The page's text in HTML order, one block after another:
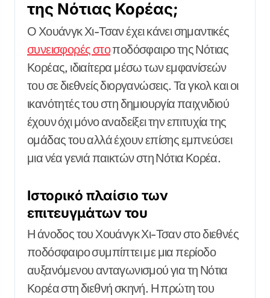
της Νότιας Κορέας;
Ο Χουάνγκ Χι-Τσαν έχει κάνει σημαντικές
συνεισφορές στοποδόσφαιρο της Νότιας
Κορέας, ιδιαίτερα μέσω των εμφανίσεών
του σε διεθνείς διοργανώσεις. Τα γκολ και οι
ικανότητές του στη δημιουργία παιχνιδιού
έχουν όχι μόνο αναδείξει την επιτυχία της
ομάδας του αλλά έχουν επίσης εμπνεύσει
μια νέα γενιά παικτών στη Νότια Κορέα.
Ιστορικό πλαίσιο των
επιτευγμάτων του
Η άνοδος του Χουάνγκ Χι-Τσαν στο διεθνές
ποδόσφαιρο συμπίπτει με μια περίοδο
αυξανόμενου ανταγωνισμού για τη Νότια
Κορέα στη διεθνή σκηνή. Η πρώτη του